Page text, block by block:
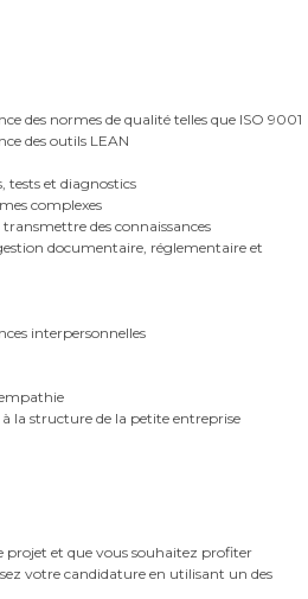
des normes de qualité telles que ISO 9001
des outils LEAN
tests et diagnostics
complexes
des connaissances
documentaire, réglementaire et
interpersonnelles
à la structure de la petite entreprise
projet et que vous souhaitez profiter
votre candidature en utilisant un des